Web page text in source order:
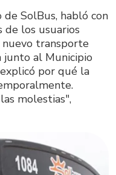
de SolBus, habló con
de los usuarios
transporte
junto al Municipio
por qué la
molestias",